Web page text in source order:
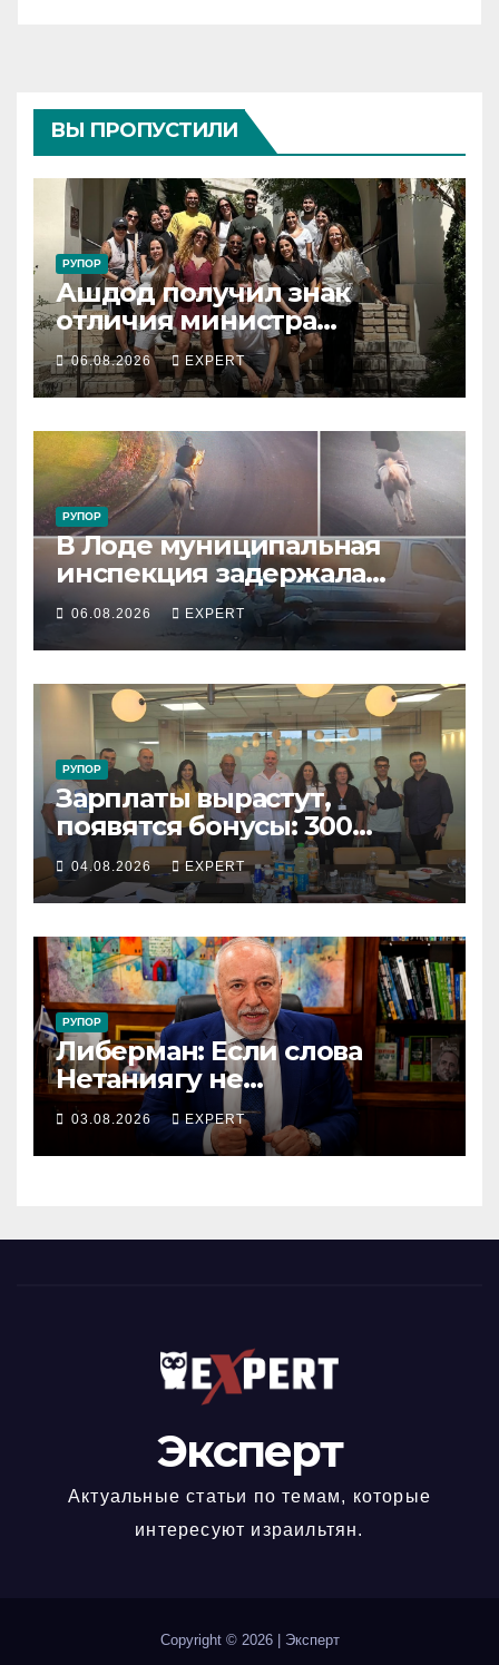
ВЫ ПРОПУСТИЛИ
РУПОР
Ашдод получил знак
отличия министра
обороны за поддержку
резервистов
06.08.2026 EXPERT
РУПОР
В Лоде муниципальная
инспекция задержала
подростка, устроившего
опасную скачку на лошади
по улицам города
06.08.2026 EXPERT
РУПОР
Зарплаты вырастут,
появятся бонусы: 300
сотрудников «Штраус»
получили новый
коллективный договор
04.08.2026 EXPERT
РУПОР
Либерман: Если слова
Нетаниягу не
предвыборный трюк, пусть
докажет это делом
03.08.2026 EXPERT
Эксперт
Актуальные статьи по темам, которые
интересуют израильтян.
Copyright © 2026 Эксперт